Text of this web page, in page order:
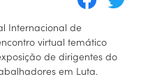
Internacional de
virtual temático
de dirigentes do
em Luta.